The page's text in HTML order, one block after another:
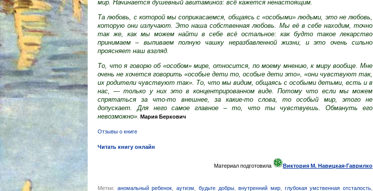
мир. Начинается душевный авитаминоз: всё кажется ненастоящим.
Та любовь, с которой мы соприкасаемся, общаясь с «особыми» людьми, это не любовь,
которую они излучают. Это наша собственная любовь. Мы её в себе находим, точно
так же, как мы можем найти в себе всё остальное: как будто такое лекарство
принимаем – выпиваем полную чашку неразбавленной жизни, и это очень сильно
проясняет наш взгляд.
То, что я говорю об «особом» мире, относится, по моему мнению, к миру вообще. Мне
очень не хочется говорить «особые дети то, особые дети это», «они чувствуют так,
их родители чувствуют так». То, что мы видим, общаясь с особыми детьми, есть и в
нас, — только у них это в концентрированном виде. Потому что если мы можем
спрятаться за что-то внешнее, за какие-то слова, то особый мир, этого не
допускает. Для него самое главное – то, что ты чувствуешь. Обмануть его
невозможно»
Мария Беркович
Отзывы о книге
Читать книгу онлайн
Материал подготовила Виктория М. Навицкая-Гаврилко
Метки: аномальный ребенок ,аутизм будьте добры,внутренний мир, глубокая умственная отсталость